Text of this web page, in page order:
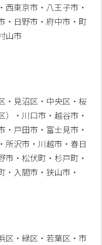
西東京市・八王子市・
・日野市・府中市・町
山市
・見沼区・中央区・桜
）・川口市・越谷市・
・戸田市・富士見市・
所沢市・川越市・春日
・松伏町・杉戸町・
・入間市・狭山市・
区・緑区・若葉区・市